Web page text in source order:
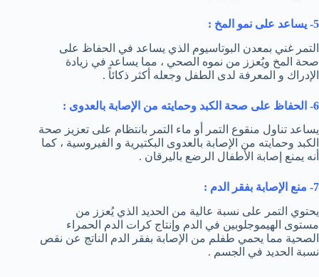
5- يساعد على نمو المخ :
التمر غني بمعدن البوتاسيوم الذي يساعد في الحفاظ على
صحة المخ ويُعزز من نموه الصحي ، مما يساعد في زيادة
الإدراك و المعرفة لدى الطفل وجعله أكثر ذكائاً .
6- الحفاظ على صحة الكبد وحمايته من الإصابة بالعدوى :
يساعد تناول منقوع التمر أو ماء التمر بانتظام على تعزيز صحة
الكبد وحمايته من الإصابة بالعدوى البكتيرية و الفيروسية ، كما
أنه يمنع إصابة الأطفال الرضع باليرقان .
7- منع الإصابة بفقر الدم :
يحتوي التمر على نسبة عالية من الحديد الذي يُعزز من
مستوى الهيموجلوبين في الدم وإنتاج كرات الدم الحمراء
الصحية مما يحمي طفلم من الإصابة بفقر الدم الناتج عن نقص
نسبة الحديد في الجسم .